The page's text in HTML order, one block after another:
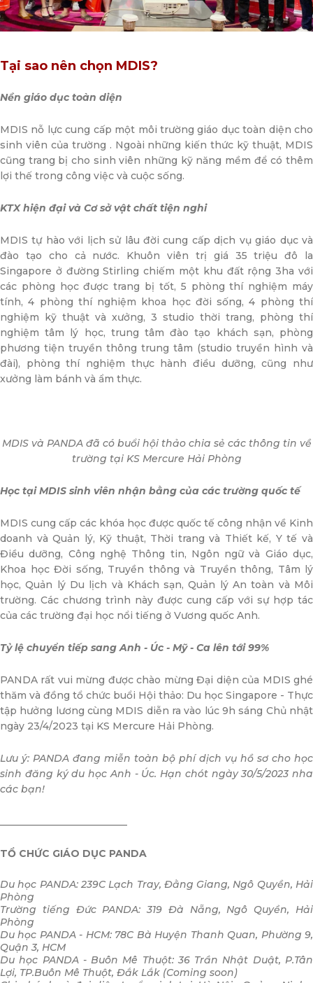
Tại sao nên chọn MDIS?
Nền giáo dục toàn diện
MDIS nỗ lực cung cấp một môi trường giáo dục toàn diện cho
sinh viên của trường . Ngoài những kiến thức kỹ thuật, MDIS
cũng trang bị cho sinh viên những kỹ năng mềm để có thêm
lợi thế trong công việc và cuộc sống.
KTX hiện đại và Cơ sở vật chất tiện nghi
MDIS tự hào với lịch sử lâu đời cung cấp dịch vụ giáo dục và
đào tạo cho cả nước. Khuôn viên trị giá 35 triệu đô la
Singapore ở đường Stirling chiếm một khu đất rộng 3ha với
các phòng học được trang bị tốt, 5 phòng thí nghiệm máy
tính, 4 phòng thí nghiệm khoa học đời sống, 4 phòng thí
nghiệm kỹ thuật và xưởng, 3 studio thời trang, phòng thí
nghiệm tâm lý học, trung tâm đào tạo khách sạn, phòng
phương tiện truyền thông trung tâm (studio truyền hình và
đài), phòng thí nghiệm thực hành điều dưỡng, cũng như
xưởng làm bánh và ẩm thực.
MDIS và PANDA đã có buổi hội thảo chia sẻ các thông tin về
trường tại KS Mercure Hải Phòng
Học tại MDIS sinh viên nhận bằng của các trường quốc tế
MDIS cung cấp các khóa học được quốc tế công nhận về Kinh
doanh và Quản lý, Kỹ thuật, Thời trang và Thiết kế, Y tế và
Điều dưỡng, Công nghệ Thông tin, Ngôn ngữ và Giáo dục,
Khoa học Đời sống, Truyền thông và Truyền thông, Tâm lý
học, Quản lý Du lịch và Khách sạn, Quản lý An toàn và Môi
trường. Các chương trình này được cung cấp với sự hợp tác
của các trường đại học nổi tiếng ở Vương quốc Anh.
Tỷ lệ chuyển tiếp sang Anh - Úc - Mỹ - Ca lên tới 99%
PANDA rất vui mừng được chào mừng Đại diện của MDIS ghé
thăm và đồng tổ chức buổi Hội thảo: Du học Singapore - Thực
tập hưởng lương cùng MDIS diễn ra vào lúc 9h sáng Chủ nhật
ngày 23/4/2023 tại KS Mercure Hải Phòng.
Lưu ý: PANDA đang miễn toàn bộ phí dịch vụ hồ sơ cho học
sinh đăng ký du học Anh - Úc. Hạn chót ngày 30/5/2023 nha
các bạn!
TỔ CHỨC GIÁO DỤC PANDA
Du học PANDA: 239C Lạch Tray, Đằng Giang, Ngô Quyền, Hải
Phòng
Trường tiếng Đức PANDA: 319 Đà Nẵng, Ngô Quyền, Hải
Phòng
Du học PANDA - HCM: 78C Bà Huyện Thanh Quan, Phường 9,
Quận 3, HCM
Du học PANDA - Buôn Mê Thuột: 36 Trần Nhật Duật, P.Tân
Lợi, TP.Buôn Mê Thuột, Đắk Lắk (Coming soon)